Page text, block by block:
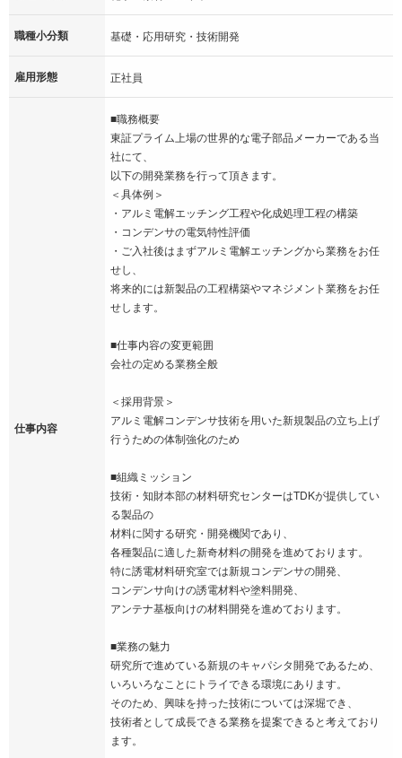
職種小分類 基礎・応用研究・技術開発
雇用形態 正社員
仕事内容
■職務概要
東証プライム上場の世界的な電子部品メーカーである当
社にて、
以下の開発業務を行って頂きます。
＜具体例＞
・アルミ電解エッチング工程や化成処理工程の構築
・コンデンサの電気特性評価
・ご入社後はまずアルミ電解エッチングから業務をお任
せし、
将来的には新製品の工程構築やマネジメント業務をお任
せします。
■仕事内容の変更範囲
会社の定める業務全般
＜採用背景＞
アルミ電解コンデンサ技術を用いた新規製品の立ち上げ
行うための体制強化のため
■組織ミッション
技術・知財本部の材料研究センターはTDKが提供してい
る製品の
材料に関する研究・開発機関であり、
各種製品に適した新奇材料の開発を進めております。
特に誘電材料研究室では新規コンデンサの開発、
コンデンサ向けの誘電材料や塗料開発、
アンテナ基板向けの材料開発を進めております。
■業務の魅力
研究所で進めている新規のキャパシタ開発であるため、
いろいろなことにトライできる環境にあります。
そのため、興味を持った技術については深堀でき、
技術者として成長できる業務を提案できると考えており
ます。